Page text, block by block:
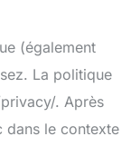
(également
La politique
. Après
le contexte